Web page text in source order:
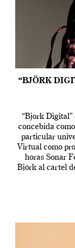
“BJÖRK
“Bjork Digital”
concebida
particular
Virtual como
horas Sonar
Björk al cartel
en una de